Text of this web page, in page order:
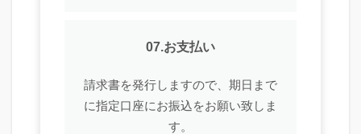
07.お支払い
請求書を発行しますので、期日まで
に指定口座にお振込をお願い致しま
す。